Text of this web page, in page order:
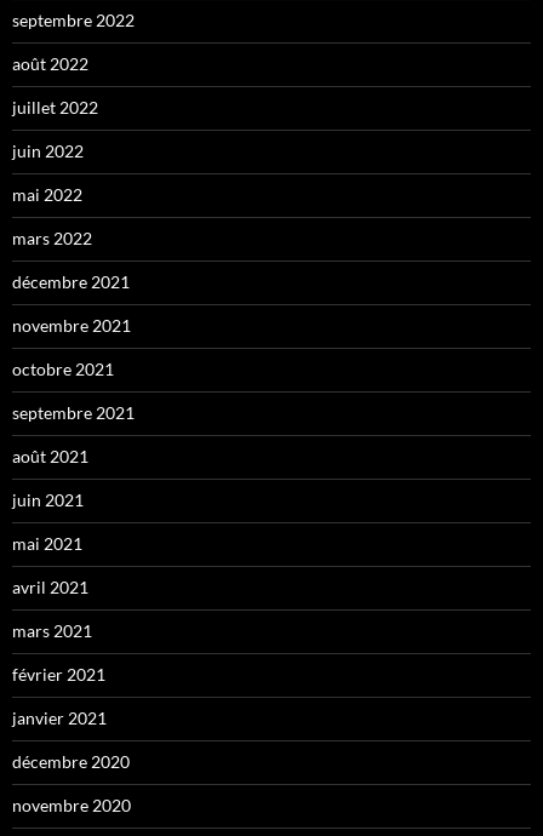
septembre 2022
août 2022
juillet 2022
juin 2022
mai 2022
mars 2022
décembre 2021
novembre 2021
octobre 2021
septembre 2021
août 2021
juin 2021
mai 2021
avril 2021
mars 2021
février 2021
janvier 2021
décembre 2020
novembre 2020